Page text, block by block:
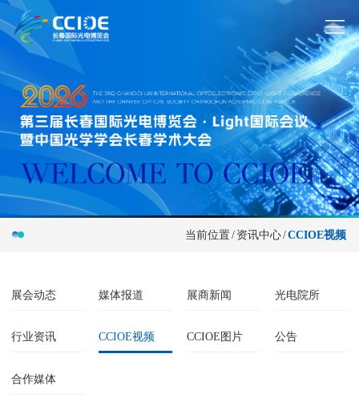
当前位置/资讯中心/CCIOE视频
展会动态 媒体报道 展商新闻 光电院所
行业资讯 CCIOE视频 CCIOE图片 公告
合作媒体